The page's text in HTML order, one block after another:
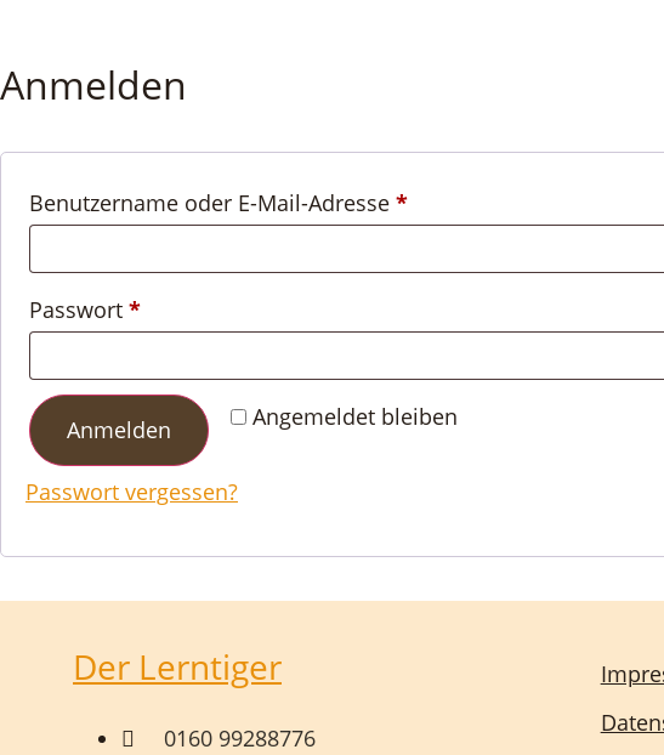
Anmelden
Benutzername oder E-Mail-Adresse *
Passwort *
Angemeldet bleiben
Anmelden
Passwort vergessen?
Der Lerntiger
0160 99288776